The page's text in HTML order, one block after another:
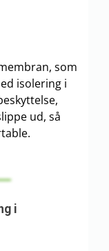
som
isolering i
ud, så
i